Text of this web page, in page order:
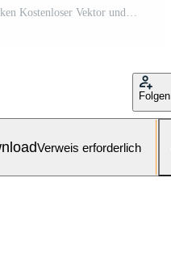
Vektorsymbol für gekochten Schinken Kostenloser Vektor und Kostenloses SVG
Folgen
Verweis erforderlich